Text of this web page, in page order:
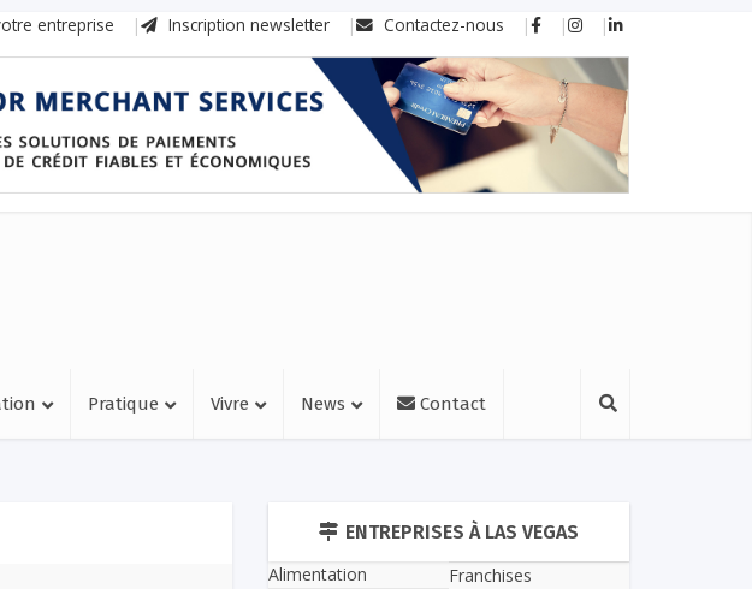
entreprise Inscription newsletter Contactez-nous
Pratique Vivre News Contact
ENTREPRISES À LAS VEGAS
Alimentation
Franchises